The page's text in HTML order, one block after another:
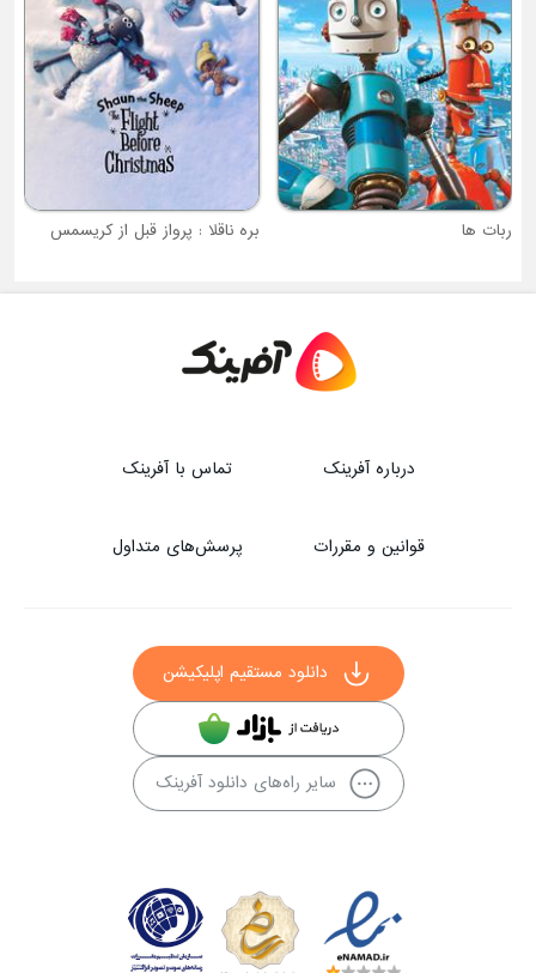
ربات ها بره ناقلا : پرواز قبل از کریسمس
درباره آفرینک تماس با آفرینک
قوانین و مقررات پرسش‌های متداول
دانلود مستقیم اپلیکیشن
سایر راه‌های دانلود آفرینک